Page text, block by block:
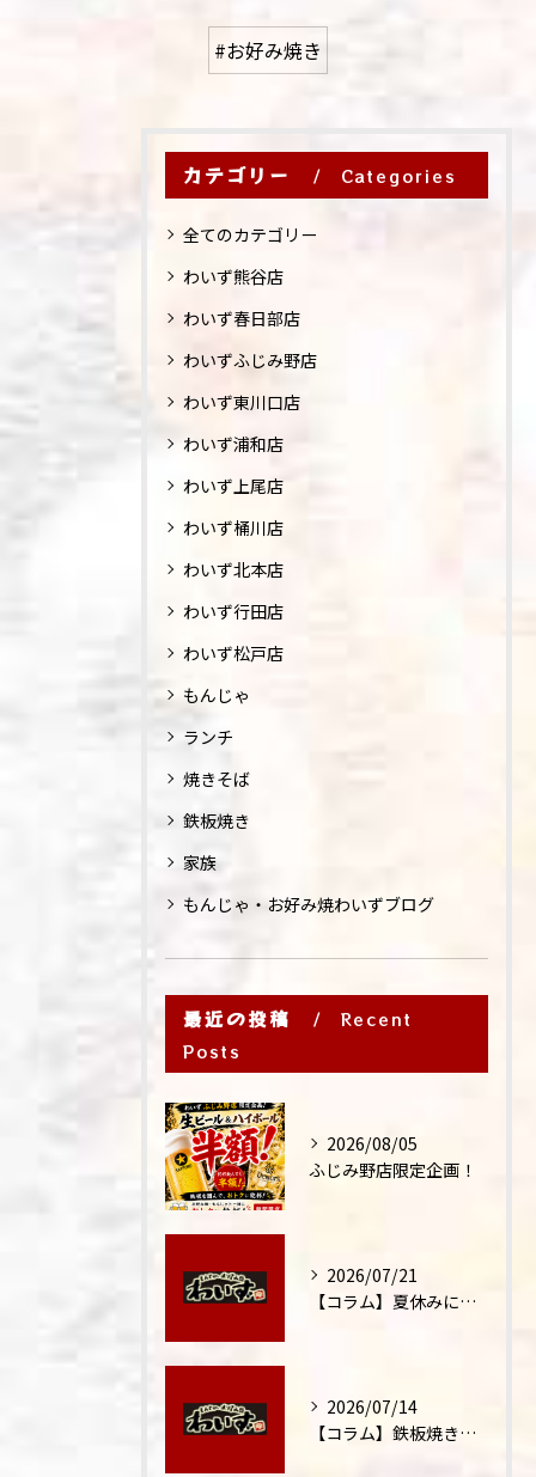
#お好み焼き
カテゴリー Categories
全てのカテゴリー
わいず熊谷店
わいず春日部店
わいずふじみ野店
わいず東川口店
わいず浦和店
わいず上尾店
わいず桶川店
わいず北本店
わいず行田店
わいず松戸店
もんじゃ
ランチ
焼きそば
鉄板焼き
家族
もんじゃ・お好み焼わいずブログ
最近の投稿
Recent
Posts
2026/08/05
ふじみ野店限定企画！
2026/07/21
【コラム】夏休みに家族外食が増える理由
2026/07/14
【コラム】鉄板焼きが"コミュニケーション飯"と呼ばれる理由